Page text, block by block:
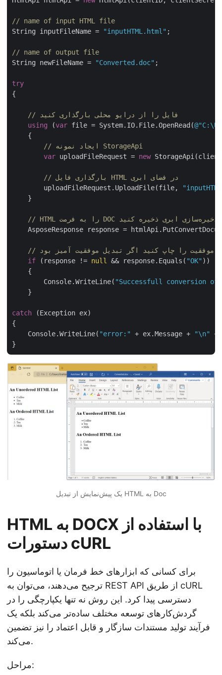
// name of input HTML file
String inputFileName =
"inputHTML.html" ;
// name of output file
String newFileName =
"Converted.doc" ;
try
{
// فایل را از درایو محلی بارگذاری کنید
using (var file = System.IO.File.OpenRead(
    {
// ایجاد نمونه StorageApi
var uploadFileRequest = new
// بارگذاری فایل HTML در فضای ابری
        uploadFileRequest.UploadFile(file,
    }
AsposeResponse response =
موفقیت را چاپ کنید اگر تبدیل موفقیت آمیز بود
if (response != null && response.Equals( "OK" ))
    {
        Console.WriteLine(
"Successfull conversion of
    }
catch (Exception ex)
{
    Console.WriteLine(
"error:" + ex.Message + "\n"
+
یک پیش‌نمایش از تبدیل HTML به Doc
HTML به DOCX با استفاده از
دستورات cURL
برای کسانی که ابزارهای خط فرمان یا اتوماسیون را
ترجیح می‌دهند، می‌توان به REST API از طریق cURL
دسترسی پیدا کرد. این روش نه تنها یکپارچگی را در
گردش‌کارهای توسعه مختلف ساده‌تر می‌کند بلکه یک
فرآیند تولید مستندات سازگار و قابل اعتماد را نیز تضمین
می‌کند.
مراحل: